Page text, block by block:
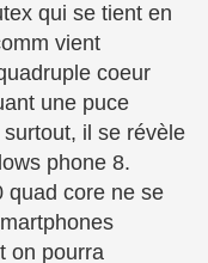
qui se tient en
vient
coeur
une puce
il se révèle
phone 8.
quad core ne se
on pourra